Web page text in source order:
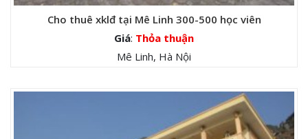
Cho thuê xklđ tại Mê Linh 300-500 học viên
Giá: Thỏa thuận
Mê Linh, Hà Nội